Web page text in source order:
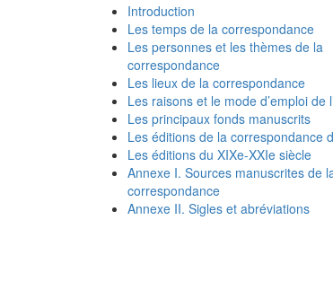
Introduction
Les temps de la correspondance
Les personnes et les thèmes de la
correspondance
Les lieux de la correspondance
Les raisons et le mode d’emploi de
Les principaux fonds manuscrits
Les éditions de la correspondance
Les éditions du XIXe-XXIe siècle
Annexe I. Sources manuscrites de
correspondance
Annexe II. Sigles et abréviations